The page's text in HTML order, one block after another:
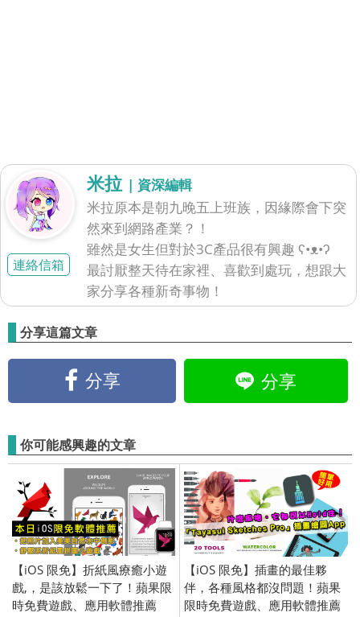
連絡信箱
米拉 | 資深編輯
米拉原本是朝九晚五上班族，因緣際會下突
然來到網路產業？！
雖然是女生但對於3C產品很有興趣 ʕ•ᴥ•ʔ
最討厭整天待在家裡、喜歡到處玩，想跟大
家分享各種新奇事物！
分享這篇文章
分享 分享
你可能感興趣的文章
【iOS 限免】折紙風療癒小遊
戲,，是該放鬆一下了！蘋果限
時免費遊戲、應用軟體推薦
【iOS 限免】插畫的最佳夥
伴，各種風格都沒問題！蘋果
限時免費遊戲、應用軟體推薦